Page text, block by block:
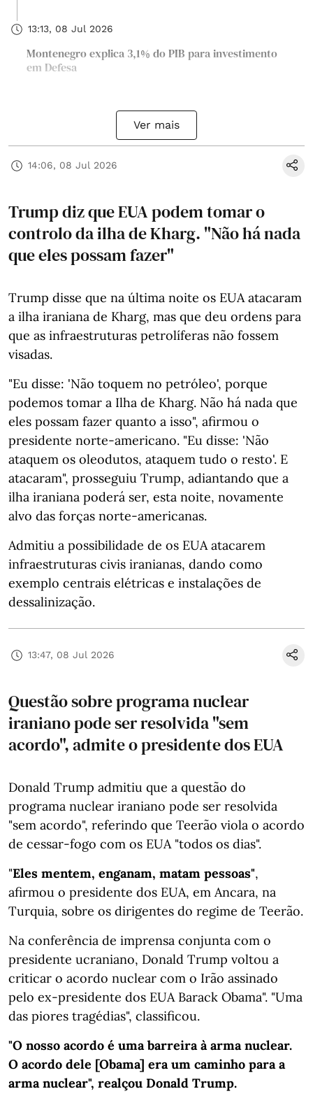
13:13, 08 Jul 2026
Montenegro explica 3,1% do PIB para investimento
em Defesa
Ver mais
14:06, 08 Jul 2026
Trump diz que EUA podem tomar o
controlo da ilha de Kharg. "Não há nada
que eles possam fazer"
Trump disse que na última noite os EUA atacaram
a ilha iraniana de Kharg, mas que deu ordens para
que as infraestruturas petrolíferas não fossem
visadas.
"Eu disse: 'Não toquem no petróleo', porque
podemos tomar a Ilha de Kharg. Não há nada que
eles possam fazer quanto a isso", afirmou o
presidente norte-americano. "Eu disse: 'Não
ataquem os oleodutos, ataquem tudo o resto'. E
atacaram", prosseguiu Trump, adiantando que a
ilha iraniana poderá ser, esta noite, novamente
alvo das forças norte-americanas.
Admitiu a possibilidade de os EUA atacarem
infraestruturas civis iranianas, dando como
exemplo centrais elétricas e instalações de
dessalinização.
13:47, 08 Jul 2026
Questão sobre programa nuclear
iraniano pode ser resolvida "sem
acordo", admite o presidente dos EUA
Donald Trump admitiu que a questão do
programa nuclear iraniano pode ser resolvida
"sem acordo", referindo que Teerão viola o acordo
de cessar-fogo com os EUA "todos os dias".
"Eles mentem, enganam, matam pessoas",
afirmou o presidente dos EUA, em Ancara, na
Turquia, sobre os dirigentes do regime de Teerão.
Na conferência de imprensa conjunta com o
presidente ucraniano, Donald Trump voltou a
criticar o acordo nuclear com o Irão assinado
pelo ex-presidente dos EUA Barack Obama". "Uma
das piores tragédias", classificou.
"O nosso acordo é uma barreira à arma nuclear.
O acordo dele [Obama] era um caminho para a
arma nuclear", realçou Donald Trump.